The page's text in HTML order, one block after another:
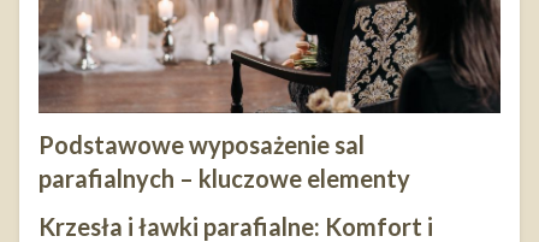
Podstawowe wyposażenie sal
parafialnych – kluczowe elementy
Krzesła i ławki parafialne: Komfort i